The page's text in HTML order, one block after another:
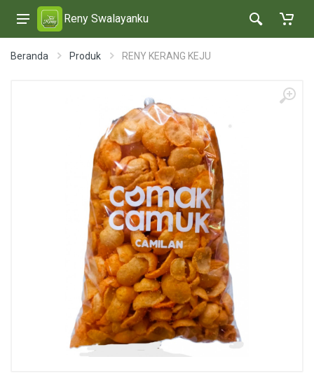
Reny Swalayanku
Beranda Produk RENY KERANG KEJU